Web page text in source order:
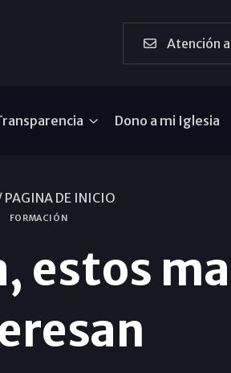
Atención
Dono a mi Iglesia
PAGINA DE INICIO
FORMACIÓN
estos